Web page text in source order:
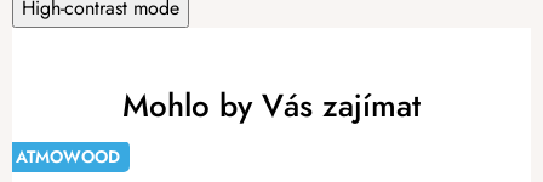
High-contrast mode
Mohlo by Vás zajímat
-20%
ATMOWOOD